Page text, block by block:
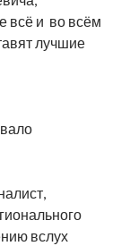
всё и во всём
лучшие
вслух